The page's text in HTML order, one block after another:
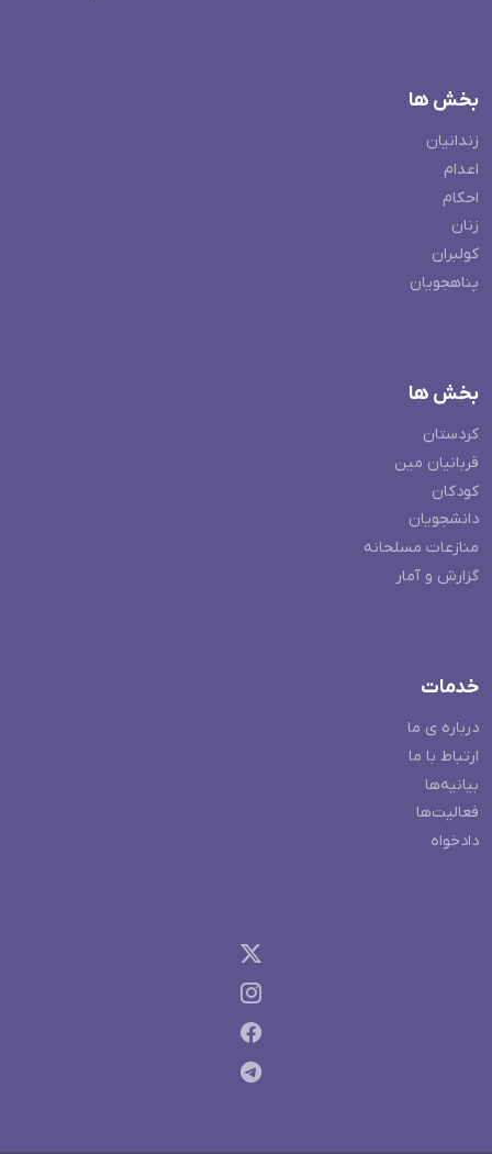
بخش ها
زندانیان
اعدام
احکام
زنان
کولبران
پناهجویان
بخش ها
کردستان
قربانیان مین
کودکان
دانشجویان
منازعات مسلحانه
گزارش و آمار
خدمات
درباره ی ما
ارتباط با ما
بیانیه‌ها
فعالیت‌ها
دادخواه